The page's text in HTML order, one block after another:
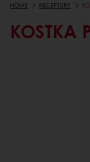
HOME RECEPTURY
KOSTKA